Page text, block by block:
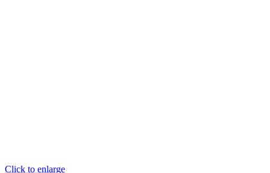
Click to enlarge